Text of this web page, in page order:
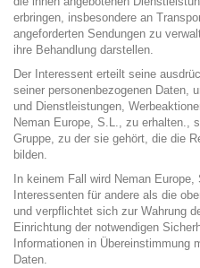
erbringen, insbesondere an
angeforderten Sendungen zu
ihre Behandlung darstellen.
Der Interessent erteilt seine
seiner personenbezogenen Daten,
und Dienstleistungen,
Neman Europe, S.L., zu erhalten.,
Gruppe, zu der sie gehört, die die
bilden.
In keinem Fall wird Neman
Interessenten für andere als die
und verpflichtet sich zur Wahrung
Einrichtung der notwendigen
Informationen in
Daten.